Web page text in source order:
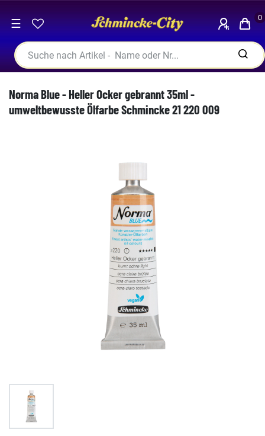
☰ 0
Norma Blue - Heller Ocker gebrannt 35ml -
umweltbewusste Ölfarbe Schmincke 21 220 009